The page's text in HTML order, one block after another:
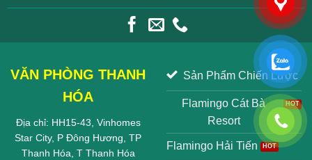
VĂN PHÒNG THANH
HÓA
Địa chỉ: HH15-43, Vinhomes
Star City, P Đông Hương, TP
Thanh Hóa, T Thanh Hóa
Sản Phẩm Chiến Lược
Flamingo Cát Bà
Resort
Flamingo Hải Tiến